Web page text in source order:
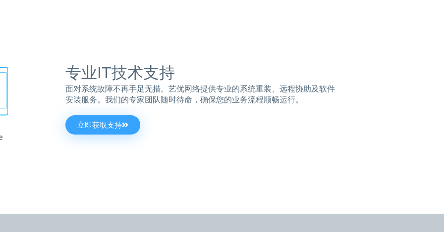
专业IT技术支持
面对系统故障不再手足无措。艺优网络提供专业的系统重装、远程协助及软件
安装服务。我们的专家团队随时待命，确保您的业务流程顺畅运行。
立即获取支持